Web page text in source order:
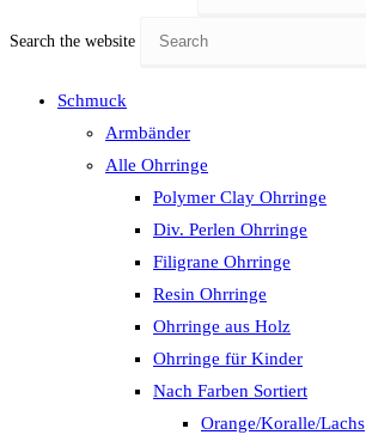
Search the website
Schmuck
Armbänder
Alle Ohrringe
Polymer Clay Ohrringe
Div. Perlen Ohrringe
Filigrane Ohrringe
Resin Ohrringe
Ohrringe aus Holz
Ohrringe für Kinder
Nach Farben Sortiert
Orange/Koralle/Lachs